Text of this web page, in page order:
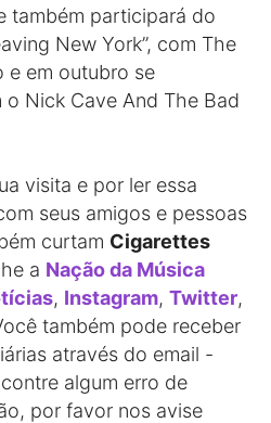
também participará do
New York”, com The
e em outubro se
Nick Cave And The Bad
visita e por ler essa
seus amigos e pessoas
curtam Cigarettes
a Nação da Música
, Instagram, Twitter,
também pode receber
através do email -
algum erro de
por favor nos avise